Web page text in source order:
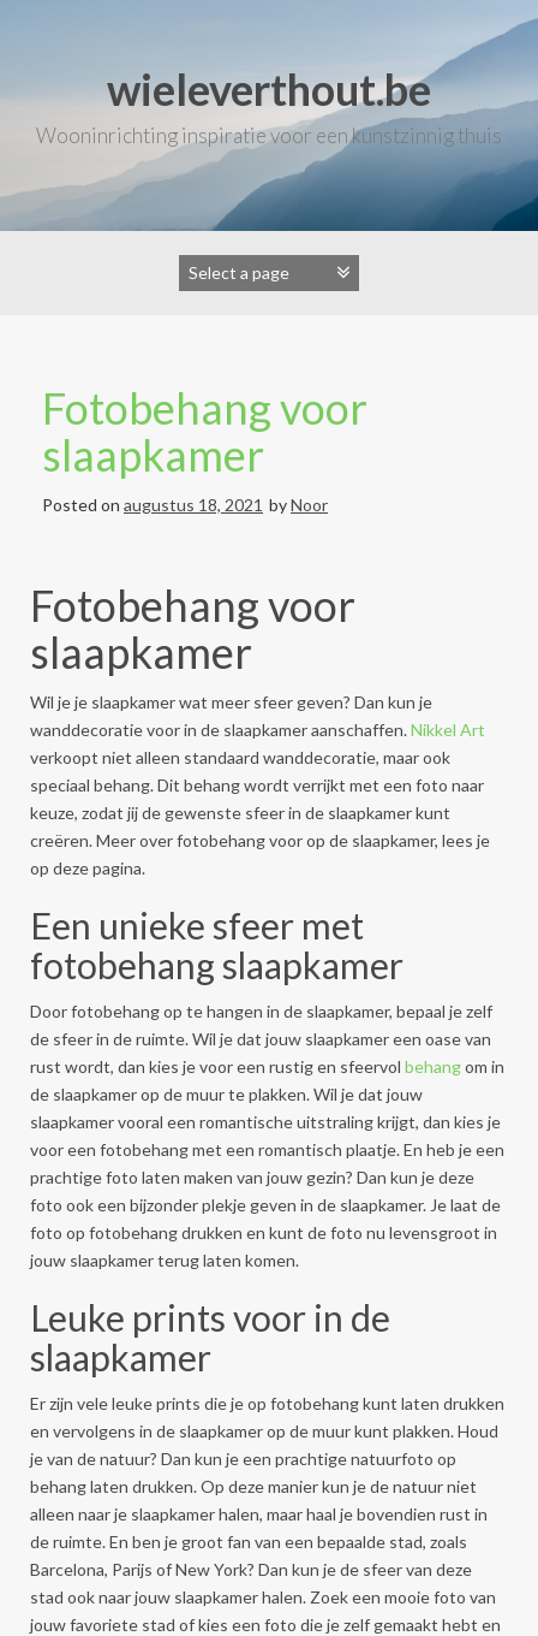
wieleverthout.be
Wooninrichting inspiratie voor een kunstzinnig thuis
Fotobehang voor
slaapkamer
Posted on augustus 18, 2021 byNoor
Fotobehang voor
slaapkamer
Wil je je slaapkamer wat meer sfeer geven? Dan kun je
wanddecoratie voor in de slaapkamer aanschaffen.Nikkel Art
verkoopt niet alleen standaard wanddecoratie, maar ook
speciaal behang. Dit behang wordt verrijkt met een foto naar
keuze, zodat jij de gewenste sfeer in de slaapkamer kunt
creëren. Meer over fotobehang voor op de slaapkamer, lees je
op deze pagina.
Een unieke sfeer met
fotobehang slaapkamer
Door fotobehang op te hangen in de slaapkamer, bepaal je zelf
de sfeer in de ruimte. Wil je dat jouw slaapkamer een oase van
rust wordt, dan kies je voor een rustig en sfeervol behangom in
de slaapkamer op de muur te plakken. Wil je dat jouw
slaapkamer vooral een romantische uitstraling krijgt, dan kies je
voor een fotobehang met een romantisch plaatje. En heb je een
prachtige foto laten maken van jouw gezin? Dan kun je deze
foto ook een bijzonder plekje geven in de slaapkamer. Je laat de
foto op fotobehang drukken en kunt de foto nu levensgroot in
jouw slaapkamer terug laten komen.
Leuke prints voor in de
slaapkamer
Er zijn vele leuke prints die je op fotobehang kunt laten drukken
en vervolgens in de slaapkamer op de muur kunt plakken. Houd
je van de natuur? Dan kun je een prachtige natuurfoto op
behang laten drukken. Op deze manier kun je de natuur niet
alleen naar je slaapkamer halen, maar haal je bovendien rust in
de ruimte. En ben je groot fan van een bepaalde stad, zoals
Barcelona, Parijs of New York? Dan kun je de sfeer van deze
stad ook naar jouw slaapkamer halen. Zoek een mooie foto van
jouw favoriete stad of kies een foto die je zelf gemaakt hebt en